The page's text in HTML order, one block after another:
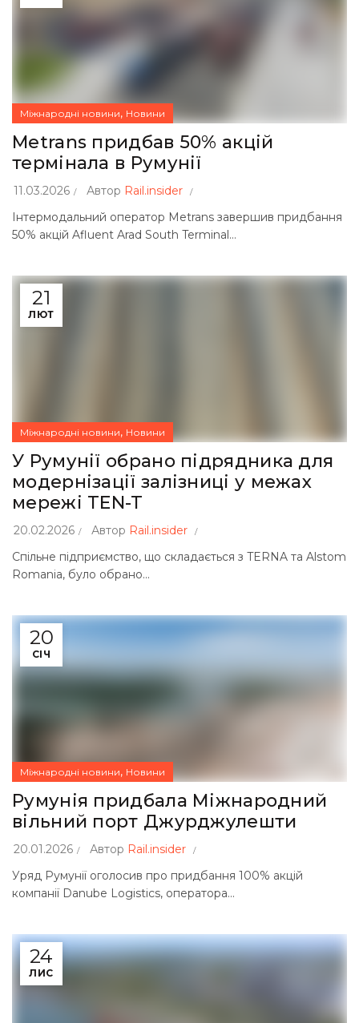
Міжнародні новини, Новини
Metrans придбав 50% акцій
термінала в Румунії
11.03.2026 Автор Rail.insider
Інтермодальний оператор Metrans завершив придбання
50% акцій Afluent Arad South Terminal...
21
ЛЮТ
Міжнародні новини, Новини
У Румунії обрано підрядника для
модернізації залізниці у межах
мережі TEN-T
20.02.2026 Автор Rail.insider
Спільне підприємство, що складається з TERNA та Alstom
Romania, було обрано...
20
СІЧ
Міжнародні новини, Новини
Румунія придбала Міжнародний
вільний порт Джурджулешти
20.01.2026 Автор Rail.insider
Уряд Румунії оголосив про придбання 100% акцій
компанії Danube Logistics, оператора...
24
ЛИС